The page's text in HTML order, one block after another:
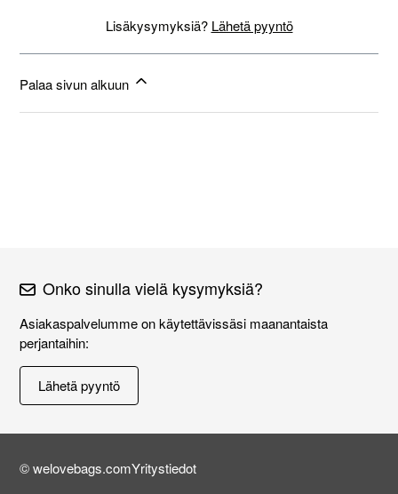
Lisäkysymyksiä? Lähetä pyyntö
Palaa sivun alkuun
Onko sinulla vielä kysymyksiä?
Asiakaspalvelumme on käytettävissäsi maanantaista
perjantaihin:
Lähetä pyyntö
© welovebags.comYritystiedot